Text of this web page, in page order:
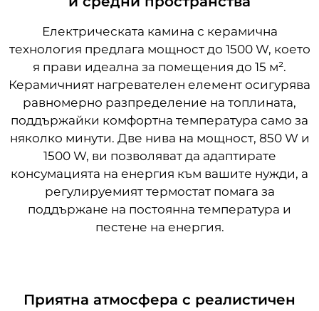
Електрическата камина с керамична
технология предлага мощност до 1500 W, което
я прави идеална за помещения до 15 м².
Керамичният нагревателен елемент осигурява
равномерно разпределение на топлината,
поддържайки комфортна температура само за
няколко минути. Две нива на мощност, 850 W и
1500 W, ви позволяват да адаптирате
консумацията на енергия към вашите нужди, а
регулируемият термостат помага за
поддържане на постоянна температура и
пестене на енергия.
Приятна атмосфера с реалистичен